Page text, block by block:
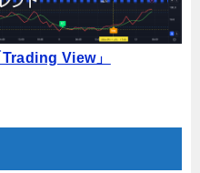
Trading View」